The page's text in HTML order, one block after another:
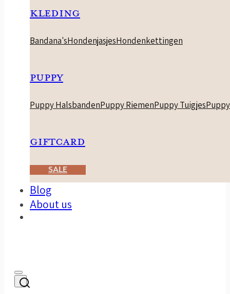
KLEDING
Bandana'sHondenjasjesHondenkettingen
PUPPY
Puppy HalsbandenPuppy RiemenPuppy Tuigjes
GIFTCARD
SALE
Blog
About us